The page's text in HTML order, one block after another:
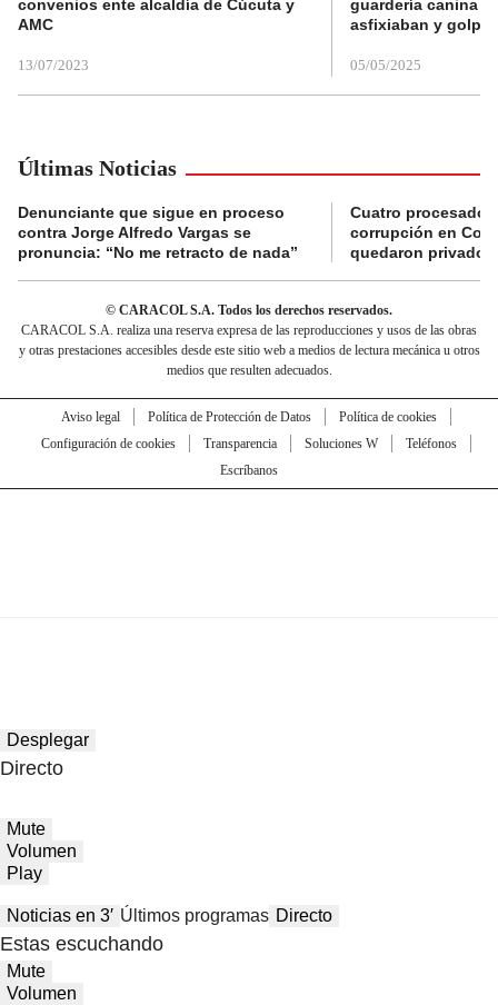
convenios ente alcaldía de Cúcuta y
AMC
13/07/2023
guardería canina
asfixiaban y
05/05/2025
Últimas Noticias
Denunciante que sigue en proceso
contra Jorge Alfredo Vargas se
pronuncia: “No me retracto de nada”
Cuatro
corrupción en
quedaron
© CARACOL S.A. Todos los derechos reservados.
CARACOL S.A. realiza una reserva expresa de las reproducciones y usos de las obras
y otras prestaciones accesibles desde este sitio web a medios de lectura mecánica u otros
medios que resulten adecuados.
Aviso legal Política de Protección de Datos
Política de cookies
Configuración de cookies
Transparencia Soluciones W
Teléfonos
Escríbanos
Desplegar
Directo
Mute
Volumen
Play
Noticias en 3′ Últimos programas Directo
Estas escuchando
Mute
Volumen